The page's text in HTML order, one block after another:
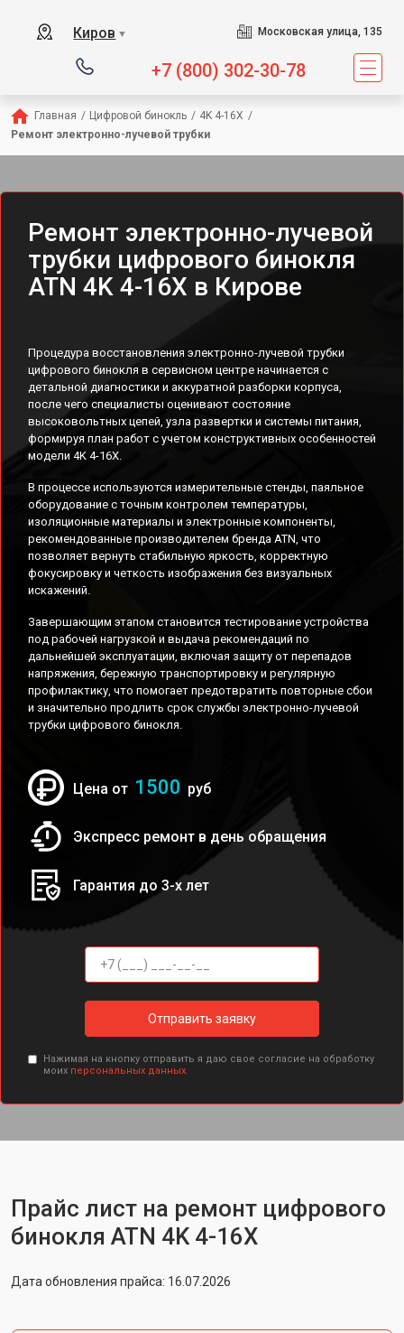
Киров ▼ Московская улица, 135
+7 (800) 302-30-78
Главная / Цифровой бинокль / 4K 4-16X /
Ремонт электронно-лучевой трубки
Ремонт электронно-лучевой
трубки цифрового бинокля
ATN 4K 4-16X в Кирове
Процедура восстановления электронно-лучевой трубки
цифрового бинокля в сервисном центре начинается с
детальной диагностики и аккуратной разборки корпуса,
после чего специалисты оценивают состояние
высоковольтных цепей, узла развертки и системы питания,
формируя план работ с учетом конструктивных особенностей
модели 4K 4-16X.
В процессе используются измерительные стенды, паяльное
оборудование с точным контролем температуры,
изоляционные материалы и электронные компоненты,
рекомендованные производителем бренда ATN, что
позволяет вернуть стабильную яркость, корректную
фокусировку и четкость изображения без визуальных
искажений.
Завершающим этапом становится тестирование устройства
под рабочей нагрузкой и выдача рекомендаций по
дальнейшей эксплуатации, включая защиту от перепадов
напряжения, бережную транспортировку и регулярную
профилактику, что помогает предотвратить повторные сбои
и значительно продлить срок службы электронно-лучевой
трубки цифрового бинокля.
Цена от 1500 руб
Экспресс ремонт в день обращения
Гарантия до 3-х лет
Отправить заявку
Нажимая на кнопку отправить я даю свое согласие на обработку
моих персональных данных.
Прайс лист на ремонт цифрового
бинокля ATN 4K 4-16X
Дата обновления прайса: 16.07.2026